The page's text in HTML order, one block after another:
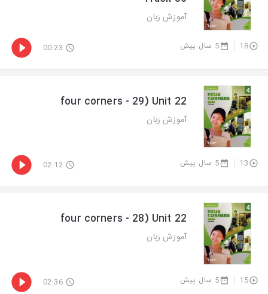
آموزش زبان
18 5 سال پیش 00:23
four corners - 29) Unit 22
آموزش زبان
13 5 سال پیش 02:12
four corners - 28) Unit 22
آموزش زبان
15 5 سال پیش 02:36